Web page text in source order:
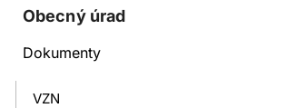
Obecný úrad
Dokumenty
VZN